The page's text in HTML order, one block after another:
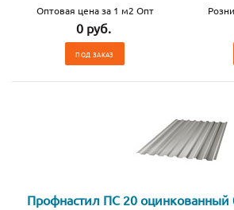
Оптовая цена за 1 м2 Опт
0 руб.
ПОД ЗАКАЗ
Профнастил ПС 20